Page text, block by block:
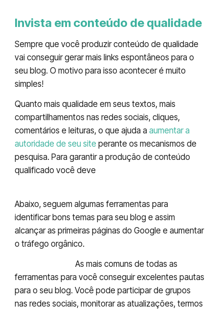
Invista em conteúdo de qualidade
Sempre que você produzir conteúdo de qualidade
vai conseguir gerar mais links espontâneos para o
seu blog. O motivo para isso acontecer é muito
simples!
Quanto mais qualidade em seus textos, mais
compartilhamentos nas redes sociais, cliques,
comentários e leituras, o que ajuda a aumentar a
autoridade de seu site perante os mecanismos de
pesquisa. Para garantir a produção de conteúdo
qualificado você deve
Abaixo, seguem algumas ferramentas para
identificar bons temas para seu blog e assim
alcançar as primeiras páginas do Google e aumentar
o tráfego orgânico.
As mais comuns de todas as
ferramentas para você conseguir excelentes pautas
para o seu blog. Você pode participar de grupos
nas redes sociais, monitorar as atualizações, termos